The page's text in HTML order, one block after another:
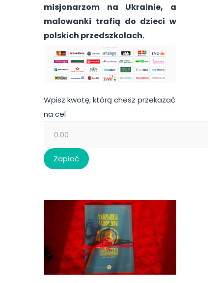
misjonarzom na Ukrainie, a
malowanki trafią do dzieci w
polskich przedszkolach.
Wpisz kwotę, którą chesz przekazać
na cel